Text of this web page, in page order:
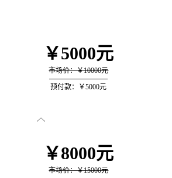
￥5000元
市场价：￥10000元
预付款：￥5000元

￥8000元
市场价：￥15000元